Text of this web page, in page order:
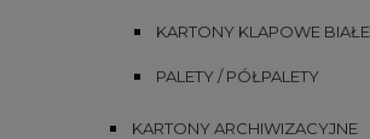
KARTONY KLAPOWE BIAŁE
PALETY / PÓŁPALETY
KARTONY ARCHIWIZACYJNE